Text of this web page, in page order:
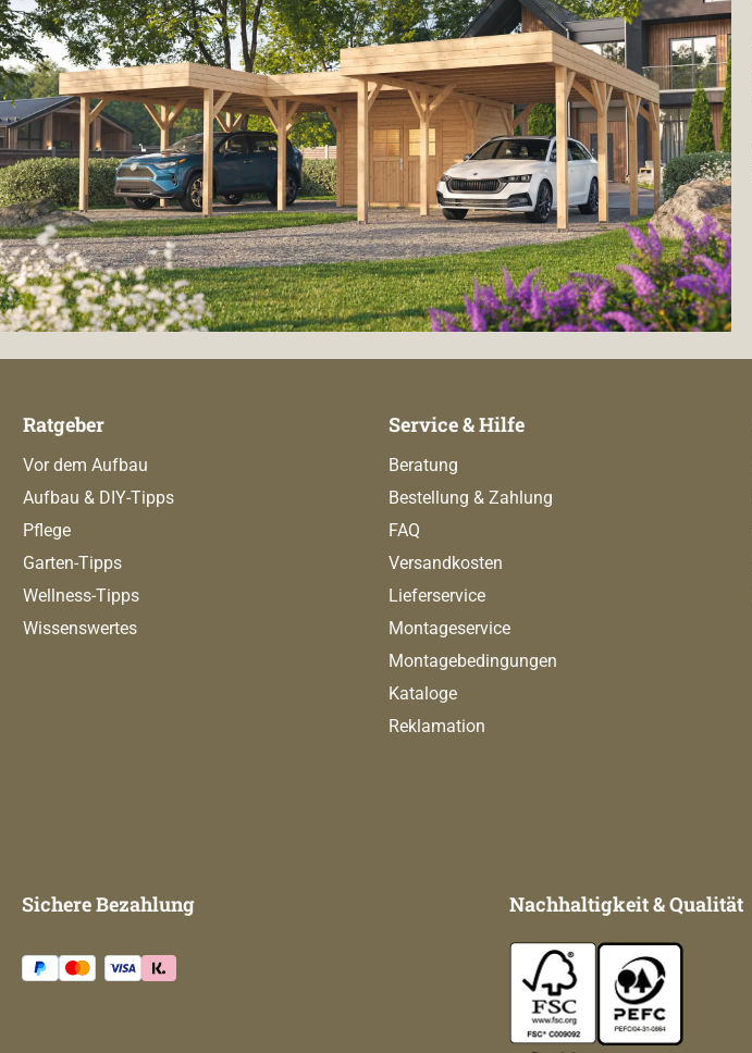
Ratgeber
Vor dem Aufbau
Aufbau & DIY-Tipps
Pflege
Garten-Tipps
Wellness-Tipps
Wissenswertes
Service & Hilfe
Beratung
Bestellung & Zahlung
FAQ
Versandkosten
Lieferservice
Montageservice
Montagebedingungen
Kataloge
Reklamation
Sichere Bezahlung Nachhaltigkeit & Qualität